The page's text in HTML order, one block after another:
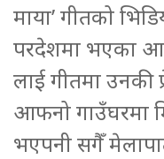
माया’ गीतको
परदेशमा भएका
लाई गीतमा उनकी
आफनो गाउँघरमा
भएपनी सगैँ